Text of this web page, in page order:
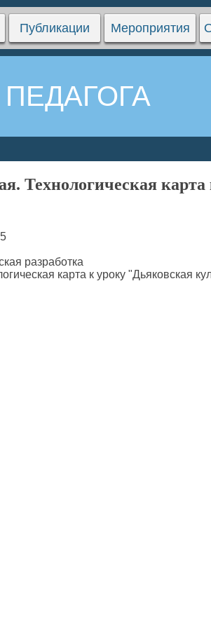
Публикации Мероприятия
Технологическая
разработка
карта к уроку "Дьяковская